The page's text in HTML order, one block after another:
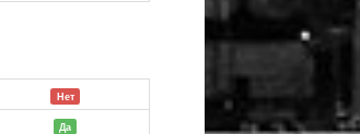
Нет
Да